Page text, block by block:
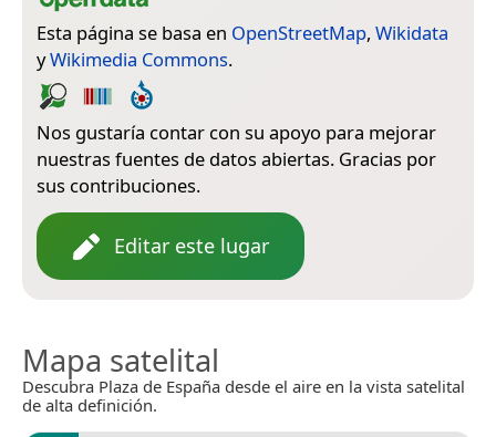
Esta página se basa en OpenStreetMap, Wikidata
yWikimedia Commons.
Nos gustaría contar con su apoyo para mejorar
nuestras fuentes de datos abiertas. Gracias por
sus contribuciones.
Editar este lugar
Mapa satelital
Descubra Plaza de España desde el aire en la vista satelital
de alta definición.